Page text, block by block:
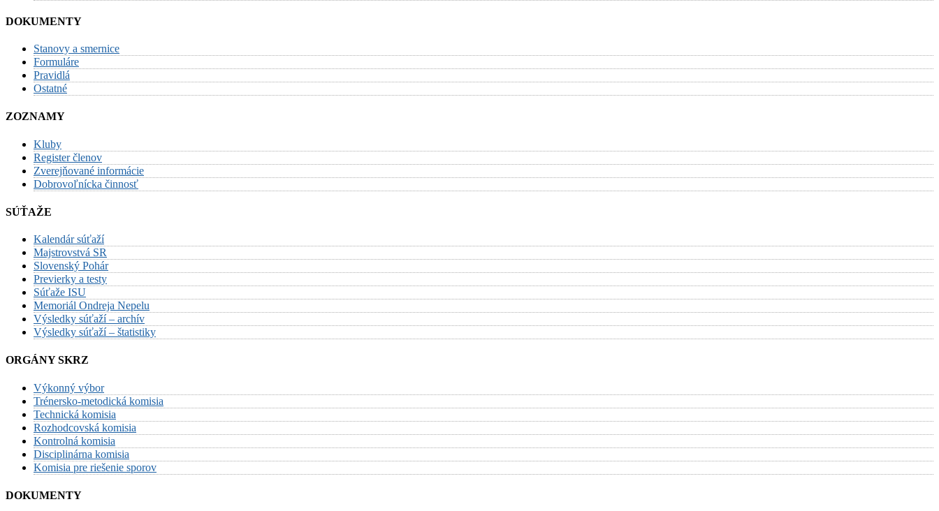
DOKUMENTY
Stanovy a smernice
Formuláre
Pravidlá
Ostatné
ZOZNAMY
Kluby
Register členov
Zverejňované informácie
Dobrovoľnícka činnosť
SÚŤAŽE
Kalendár súťaží
Majstrovstvá SR
Slovenský Pohár
Previerky a testy
Súťaže ISU
Memoriál Ondreja Nepelu
Výsledky súťaží – archív
Výsledky súťaží – štatistiky
ORGÁNY SKRZ
Výkonný výbor
Trénersko-metodická komisia
Technická komisia
Rozhodcovská komisia
Kontrolná komisia
Disciplinárna komisia
Komisia pre riešenie sporov
DOKUMENTY